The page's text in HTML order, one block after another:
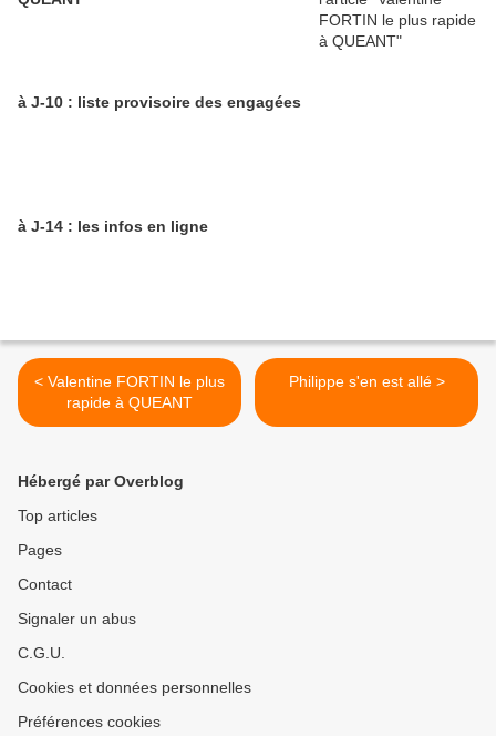
à J-10 : liste provisoire des engagées
à J-14 : les infos en ligne
< Valentine FORTIN le plus
rapide à QUEANT
Philippe s'en est allé >
Hébergé par Overblog
Top articles
Pages
Contact
Signaler un abus
C.G.U.
Cookies et données personnelles
Préférences cookies